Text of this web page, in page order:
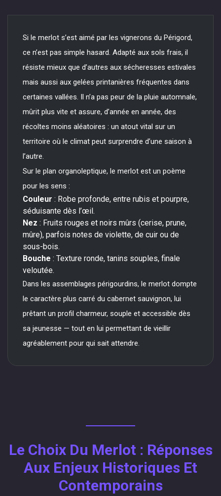
Si le merlot s’est aimé par les vignerons du Périgord,
ce n’est pas simple hasard. Adapté aux sols frais, il
résiste mieux que d’autres aux sécheresses estivales
mais aussi aux gelées printanières fréquentes dans
certaines vallées. Il n’a pas peur de la pluie automnale,
mûrit plus vite et assure, d’année en année, des
récoltes moins aléatoires : un atout vital sur un
territoire où le climat peut surprendre d’une saison à
l’autre.
Sur le plan organoleptique, le merlot est un poème
pour les sens :
Couleur : Robe profonde, entre rubis et pourpre,
séduisante dès l’œil.
Nez : Fruits rouges et noirs mûrs (cerise, prune,
mûre), parfois notes de violette, de cuir ou de
sous-bois.
Bouche : Texture ronde, tanins souples, finale
veloutée.
Dans les assemblages périgourdins, le merlot dompte
le caractère plus carré du cabernet sauvignon, lui
prêtant un profil charmeur, souple et accessible dès
sa jeunesse — tout en lui permettant de vieillir
agréablement pour qui sait attendre.
Le Choix Du Merlot : Réponses
Aux Enjeux Historiques Et
Contemporains